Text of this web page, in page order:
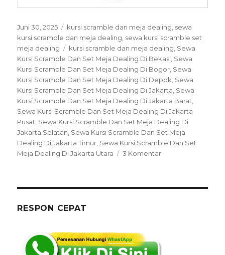
Posted
on
Juni 30, 2025 Categories
kursi scramble dan meja dealing sewa
kursi scramble dan meja dealing sewa kursi scramble set
meja dealing
Tags
kursi scramble dan meja dealing Sewa
Kursi Scramble Dan Set Meja Dealing Di Bekasi Sewa
Kursi Scramble Dan Set Meja Dealing Di Bogor Sewa
Kursi Scramble Dan Set Meja Dealing Di Depok Sewa
Kursi Scramble Dan Set Meja Dealing Di Jakarta Sewa
Kursi Scramble Dan Set Meja Dealing Di Jakarta Barat
Sewa Kursi Scramble Dan Set Meja Dealing Di Jakarta
Pusat Sewa Kursi Scramble Dan Set Meja Dealing Di
Jakarta Selatan Sewa Kursi Scramble Dan Set Meja
Dealing Di Jakarta Timur Sewa Kursi Scramble Dan Set
Meja Dealing Di Jakarta Utara
3 Komentarpada
Jakarta
RESPON CEPAT